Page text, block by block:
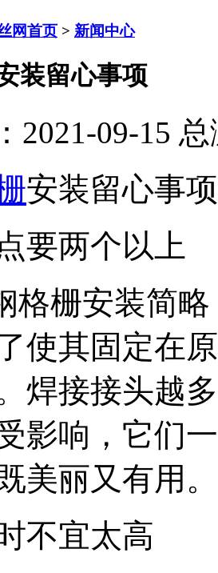
网首页 > 新闻中心
装留心事项
2021-09-15
安装留心事
要两个以上
栅安装简略
使其固定在
焊接接头越
影响，它们
美丽又有用。
不宜太高